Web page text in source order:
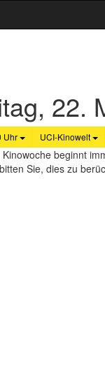
22.
Uhr UCI-Kinowelt
Kinowoche beginnt
Sie, dies zu